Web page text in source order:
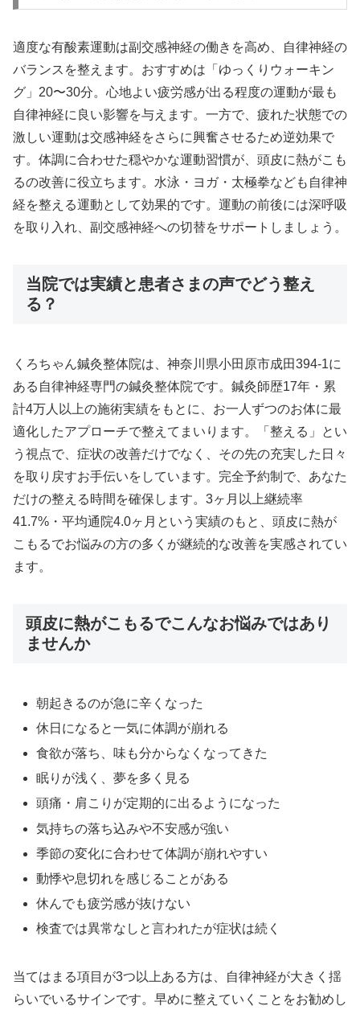
適度な有酸素運動は副交感神経の働きを高め、自律神経の
バランスを整えます。おすすめは「ゆっくりウォーキン
グ」20〜30分。心地よい疲労感が出る程度の運動が最も
自律神経に良い影響を与えます。一方で、疲れた状態での
激しい運動は交感神経をさらに興奮させるため逆効果で
す。体調に合わせた穏やかな運動習慣が、頭皮に熱がこも
るの改善に役立ちます。水泳・ヨガ・太極拳なども自律神
経を整える運動として効果的です。運動の前後には深呼吸
を取り入れ、副交感神経への切替をサポートしましょう。
当院では実績と患者さまの声でどう整え
る？
くろちゃん鍼灸整体院は、神奈川県小田原市成田394-1に
ある自律神経専門の鍼灸整体院です。鍼灸師歴17年・累
計4万人以上の施術実績をもとに、お一人ずつのお体に最
適化したアプローチで整えてまいります。「整える」とい
う視点で、症状の改善だけでなく、その先の充実した日々
を取り戻すお手伝いをしています。完全予約制で、あなた
だけの整える時間を確保します。3ヶ月以上継続率
41.7%・平均通院4.0ヶ月という実績のもと、頭皮に熱が
こもるでお悩みの方の多くが継続的な改善を実感されてい
ます。
頭皮に熱がこもるでこんなお悩みではあり
ませんか
朝起きるのが急に辛くなった
休日になると一気に体調が崩れる
食欲が落ち、味も分からなくなってきた
眠りが浅く、夢を多く見る
頭痛・肩こりが定期的に出るようになった
気持ちの落ち込みや不安感が強い
季節の変化に合わせて体調が崩れやすい
動悸や息切れを感じることがある
休んでも疲労感が抜けない
検査では異常なしと言われたが症状は続く
当てはまる項目が3つ以上ある方は、自律神経が大きく揺
らいでいるサインです。早めに整えていくことをお勧めし